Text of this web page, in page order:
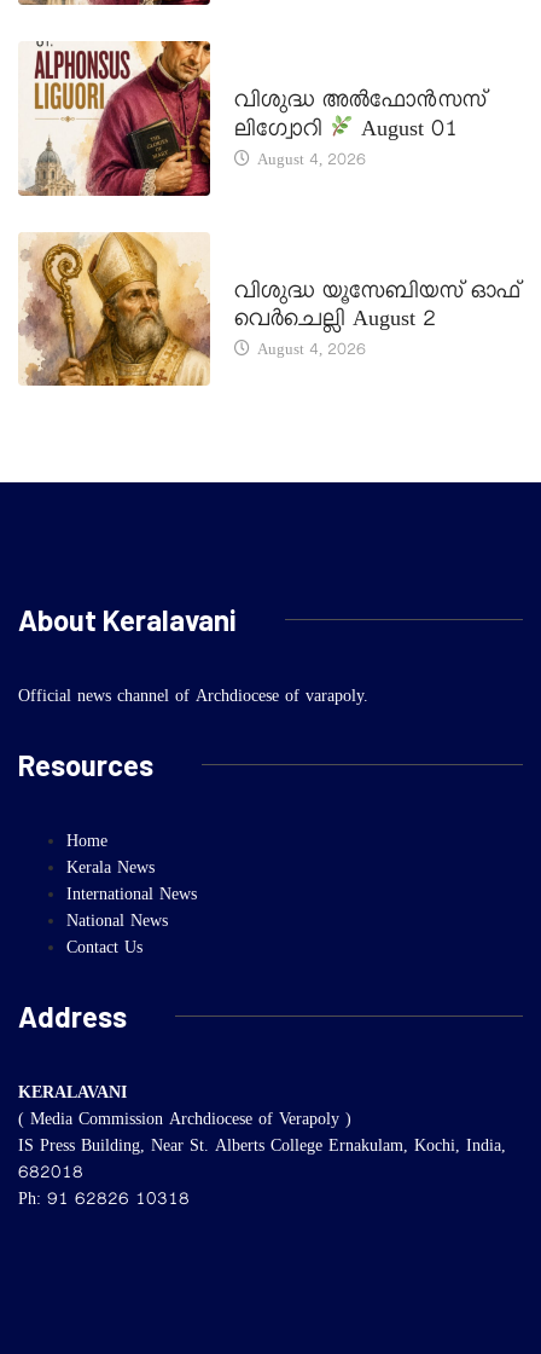
വിശുദ്ധ അൽഫോൻസസ്
ലിഗ്വോറി
August 01
August 4, 2026
വിശുദ്ധ യൂസേബിയസ് ഓഫ്
വെർചെല്ലി August 2
August 4, 2026
About Keralavani
Official news channel of Archdiocese of varapoly.
Resources
Home
Kerala News
International News
National News
Contact Us
Address
KERALAVANI
( Media Commission Archdiocese of Verapoly )
IS Press Building, Near St. Alberts College Ernakulam, Kochi, India,
682018
Ph: 91 62826 10318